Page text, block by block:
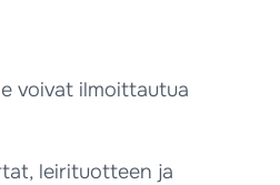
voivat ilmoittautua
leirituotteen ja